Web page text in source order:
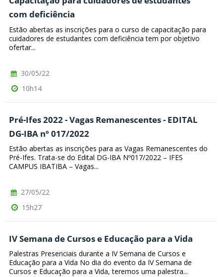
com deficiência
Estão abertas as inscrições para o curso de capacitação para
cuidadores de estudantes com deficiência tem por objetivo
ofertar...
30/05/22
10h14
Pré-Ifes 2022 - Vagas Remanescentes - EDITAL
DG-IBA nº 017/2022
Estão abertas as inscrições para as Vagas Remanescentes do
Pré-Ifes. Trata-se do Edital DG-IBA Nº017/2022 – IFES
CAMPUS IBATIBA – Vagas...
27/05/22
15h27
IV Semana de Cursos e Educação para a Vida
Palestras Presenciais durante a IV Semana de Cursos e
Educação para a Vida No dia do evento da IV Semana de
Cursos e Educação para a Vida, teremos uma palestra...